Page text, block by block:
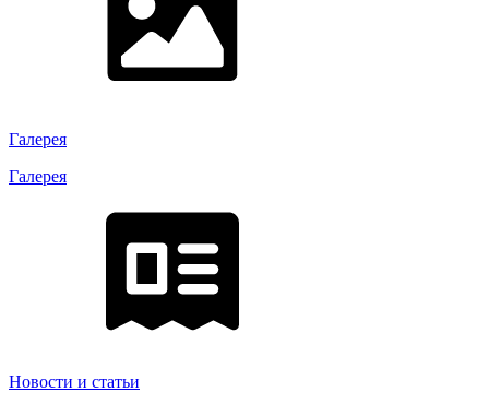
Галерея
Галерея
Новости и статьи